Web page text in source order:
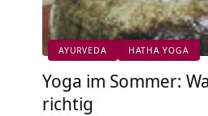
AYURVEDA HATHA YOGA
Yoga im Sommer:
richtig